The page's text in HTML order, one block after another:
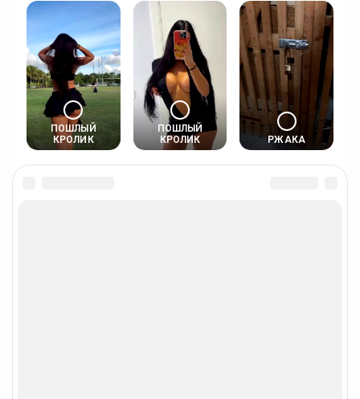
ПОШЛЫЙ
КРОЛИК
ПОШЛЫЙ
КРОЛИК
РЖАКА